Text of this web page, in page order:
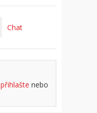
Chat
přihlašte nebo